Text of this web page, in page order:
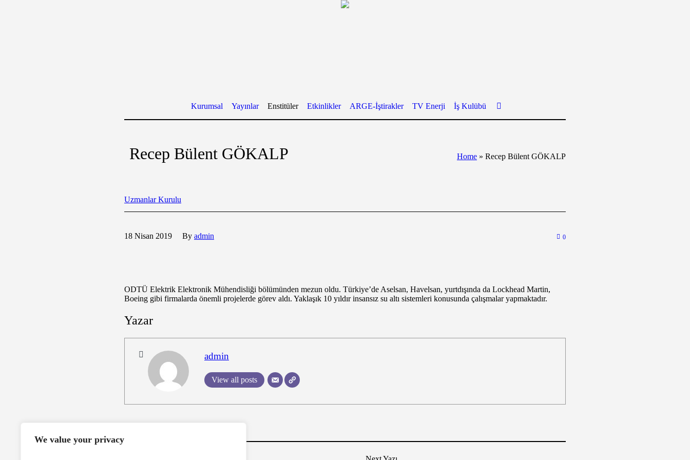
We value your privacy
Kurumsal Yayınlar Enstitüler Etkinlikler ARGE-İştirakler TV Enerji İş Kulübü
Recep Bülent GÖKALP Home » Recep Bülent GÖKALP
Uzmanlar Kurulu
18 Nisan 2019 By admin 0
ODTÜ Elektrik Elektronik Mühendisliği bölümünden mezun oldu. Türkiye’de Aselsan, Havelsan, yurtdışında da Lockhead Martin,
Boeing gibi firmalarda önemli projelerde görev aldı. Yaklaşık 10 yıldır insansız su altı sistemleri konusunda çalışmalar yapmaktadır.
Yazar
admin
View all posts